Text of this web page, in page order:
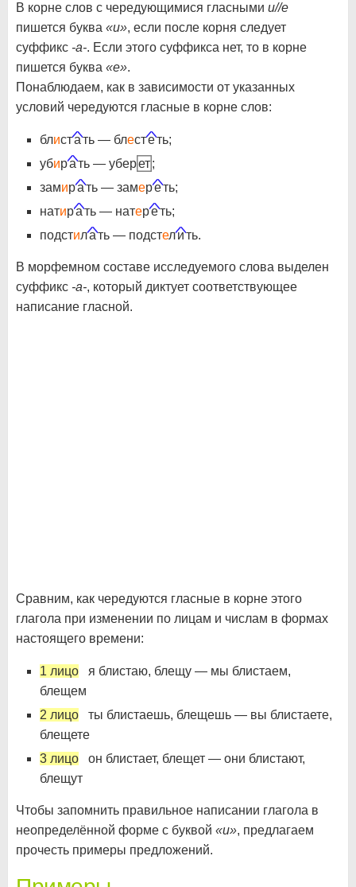
В корне слов с чередующимися гласными и//е
пишется буква «и», если после корня следует
суффикс -а-. Если этого суффикса нет, то в корне
пишется буква «е».
Понаблюдаем, как в зависимости от указанных
условий чередуются гласные в корне слов:
блистать — блестеть;
убирать — уберет;
замирать — замереть;
натирать — натереть;
подстилать — подстелить.
В морфемном составе исследуемого слова выделен
суффикс -а-, который диктует соответствующее
написание гласной.
Сравним, как чередуются гласные в корне этого
глагола при изменении по лицам и числам в формах
настоящего времени:
1 лицо я блистаю, блещу — мы блистаем,
блещем
2 лицо ты блистаешь, блещешь — вы блистаете,
блещете
3 лицо он блистает, блещет — они блистают,
блещут
Чтобы запомнить правильное написании глагола в
неопределённой форме с буквой «и», предлагаем
прочесть примеры предложений.